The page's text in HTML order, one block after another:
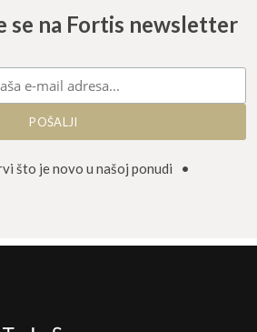
se na Fortis newsletter
što je novo u našoj ponudi •